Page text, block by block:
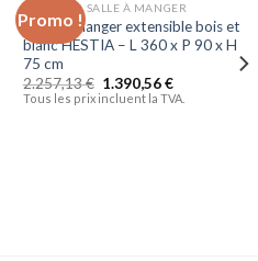
Promo !
Ajouter
à la liste
d’envies
CUISSON & SALLE À MANGER
Table à manger extensible bois et
blanc HESTIA – L 360 x P 90 x H
75 cm
2.257,13€ 1.390,56€
Tous les prix incluent la TVA.